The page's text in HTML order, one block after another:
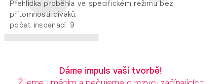
Přehlídka proběhla ve specifickém režimu bez
přítomnosti diváků.
počet inscenací: 9
Dáme impuls vaší tvorbě!